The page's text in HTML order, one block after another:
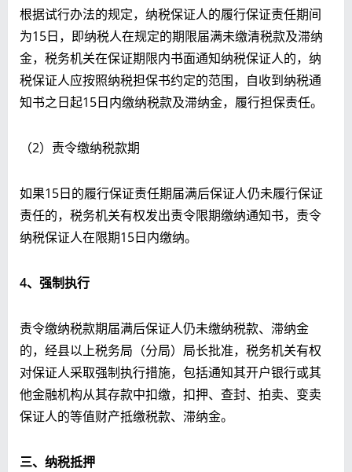
根据试行办法的规定，纳税保证人的履行保证责任期间
为15日，即纳税人在规定的期限届满未缴清税款及滞纳
金，税务机关在保证期限内书面通知纳税保证人的，纳
税保证人应按照纳税担保书约定的范围，自收到纳税通
知书之日起15日内缴纳税款及滞纳金，履行担保责任。
（2）责令缴纳税款期
如果15日的履行保证责任期届满后保证人仍未履行保证
责任的，税务机关有权发出责令限期缴纳通知书，责令
纳税保证人在限期15日内缴纳。
4、强制执行
责令缴纳税款期届满后保证人仍未缴纳税款、滞纳金
的，经县以上税务局（分局）局长批准，税务机关有权
对保证人采取强制执行措施，包括通知其开户银行或其
他金融机构从其存款中扣缴，扣押、查封、拍卖、变卖
保证人的等值财产抵缴税款、滞纳金。
三、纳税抵押